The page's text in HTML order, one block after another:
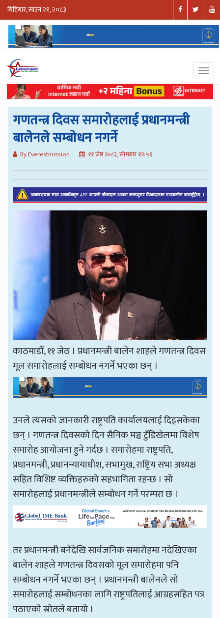
बिहिबार, साउन २१, २०८३
गणतन्त्र दिवस समारोहलाई प्रधानमन्त्री
बालेनले सम्बोधन नगर्ने
By Everestmission ११ जेष्ठ २०८३, सोमबार १२:५१
काठमाडौँ, ११ जेठ । प्रधानमन्त्री बालेन शाहले गणतन्त्र दिवस
मूल समारोहलाई सम्बोधन नगर्ने भएका छन् ।
उनले त्यसको जानकारी राष्ट्रपति कार्यालयलाई दिइसकेका
छन् । गणतन्त्र दिवसको दिन सैनिक मञ्च टुँडिखेलमा विशेष
समारोह आयोजना हुने गर्दछ । समारोहमा राष्ट्रपति,
प्रधानमन्त्री, प्रधानन्यायाधीश, सभामुख, राष्ट्रिय सभा अध्यक्ष
सहित विशिष्ट व्यक्तिहरुको सहभागिता रहन्छ । सो
समारोहलाई प्रधानमन्त्रीले सम्बोधन गर्ने परम्परा छ ।
तर प्रधानमन्त्री बनेदेखि सार्वजनिक समारोहमा नदेखिएका
बालेन शाहले गणतन्त्र दिवसको मूल समारोहमा पनि
सम्बोधन नगर्ने भएका छन् । प्रधानमन्त्री बालेनले सो
समारोहलाई सम्बोधनका लागि राष्ट्रपतिलाई आग्रहसहित पत्र
पठाएको स्रोतले बतायो ।